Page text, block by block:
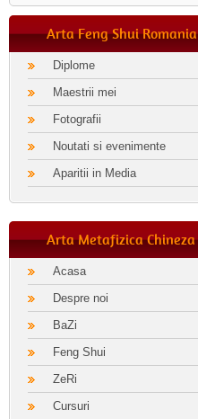
Arta Feng Shui Romania
Diplome
Maestrii mei
Fotografii
Noutati si evenimente
Aparitii in Media
Arta Metafizica Chineza
Acasa
Despre noi
BaZi
Feng Shui
ZeRi
Cursuri